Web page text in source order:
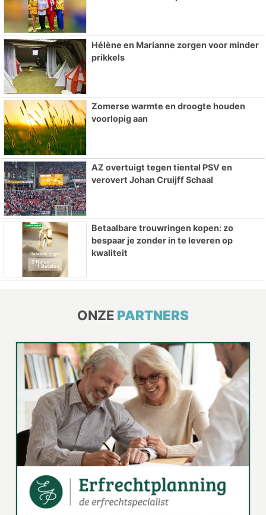
Hélène en Marianne zorgen voor minder
prikkels
Zomerse warmte en droogte houden
voorlopig aan
AZ overtuigt tegen tiental PSV en
verovert Johan Cruijff Schaal
Betaalbare trouwringen kopen: zo
bespaar je zonder in te leveren op
kwaliteit
ONZE PARTNERS